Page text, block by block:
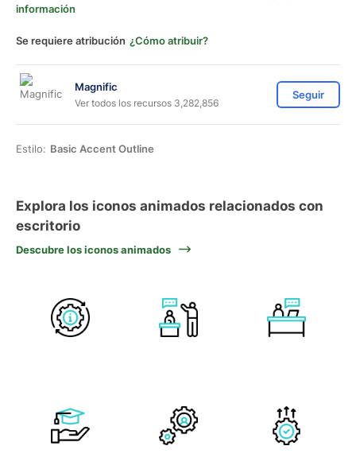
información
Se requiere atribución ¿Cómo atribuir?
Magnific
Ver todos los recursos 3,282,856
Seguir
Estilo: Basic Accent Outline
Explora los iconos animados relacionados con
escritorio
Descubre los iconos animados